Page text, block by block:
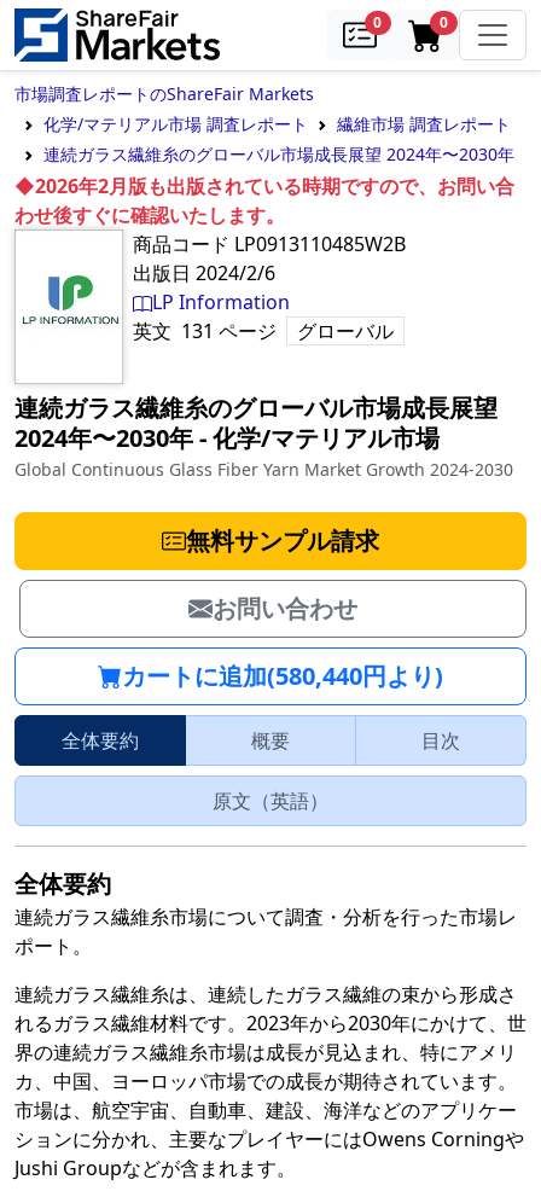
0samples0in cart
市場調査レポートのShareFair Markets
化学/マテリアル市場 調査レポート
繊維市場 調査レポート
連続ガラス繊維糸のグローバル市場成長展望 2024年〜2030年
◆2026年2月版も出版されている時期ですので、お問い合
わせ後すぐに確認いたします。
商品コード LP0913110485W2B
出版日 2024/2/6
LP Information
英文 131 ページ グローバル
連続ガラス繊維糸のグローバル市場成長展望
2024年〜2030年‐化学/マテリアル市場
Global Continuous Glass Fiber Yarn Market Growth 2024-2030
無料サンプル請求
お問い合わせ
カートに追加(580,440円より)
全体要約 概要 目次
原文（英語）
全体要約
連続ガラス繊維糸市場について調査・分析を行った市場レ
ポート。
連続ガラス繊維糸は、連続したガラス繊維の束から形成さ
れるガラス繊維材料です。2023年から2030年にかけて、世
界の連続ガラス繊維糸市場は成長が見込まれ、特にアメリ
カ、中国、ヨーロッパ市場での成長が期待されています。
市場は、航空宇宙、自動車、建設、海洋などのアプリケー
ションに分かれ、主要なプレイヤーにはOwens Corningや
Jushi Groupなどが含まれます。